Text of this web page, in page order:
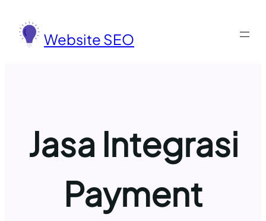
konten
Website SEO
Jasa Integrasi
Payment